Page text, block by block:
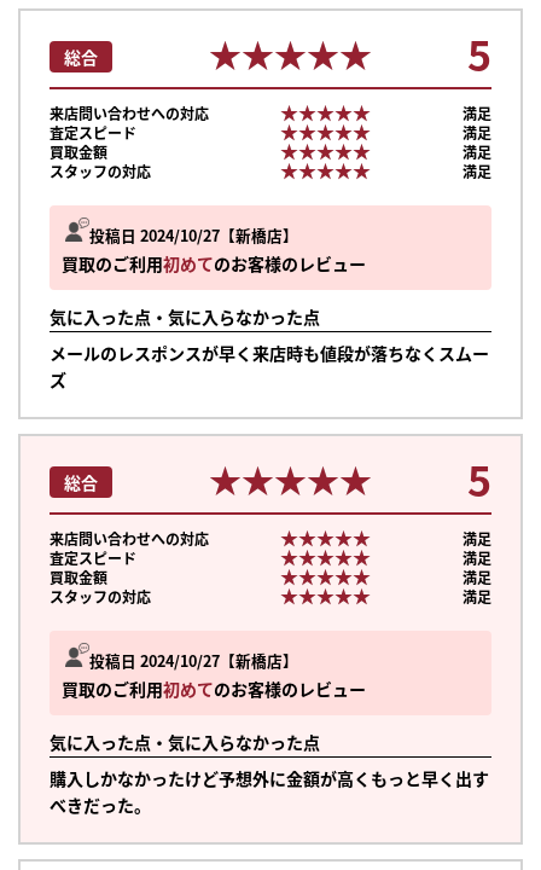
投稿日 2024/10/27 新橋店
買取のご利用初めてのお客様のレビュー
気に入った点・気に入らなかった点
メールのレスポンスが早く来店時も値段が落ちなくスムー
ズ
総合 ★★★★★
★★★★★ 5
来店問い合わせへの対応 ★★★★★
★★★★★
満足
査定スピード
★★★★★
★★★★★
満足
買取金額
★★★★★
★★★★★
満足
スタッフの対応
★★★★★
★★★★★ 満足
投稿日 2024/10/27 新橋店
買取のご利用初めてのお客様のレビュー
気に入った点・気に入らなかった点
購入しかなかったけど予想外に金額が高くもっと早く出す
べきだった。
総合 ★★★★★
★★★★★ 5
来店問い合わせへの対応 ★★★★★
★★★★★
満足
査定スピード
★★★★★
★★★★★
満足
買取金額
★★★★★
★★★★★
満足
スタッフの対応
★★★★★
★★★★★ 満足